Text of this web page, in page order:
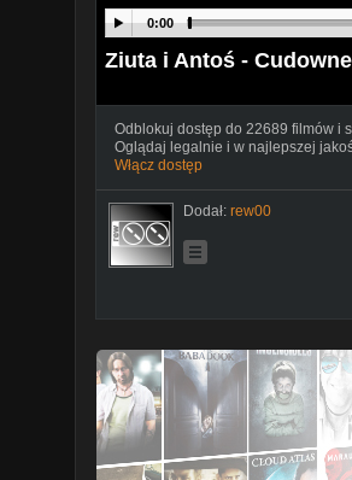
0:00
Ziuta i Antoś -
Odblokuj dostęp do 22689 filmów i
Oglądaj legalnie i w najlepszej
Włącz dostęp
Dodał: rew00